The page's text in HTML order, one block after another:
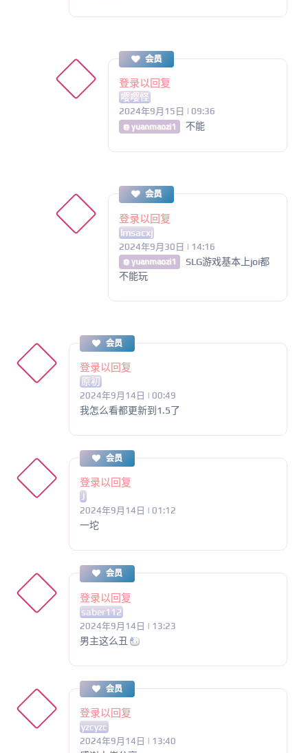
会员
登录以回复
嘤嘤怪
2024年9月15日 | 09:36
@ yuanmaozi1 不能
会员
登录以回复
lmsacxj
2024年9月30日 | 14:16
@ yuanmaozi1
SLG游戏基本上joi都
不能玩
会员
登录以回复
原初
2024年9月14日 | 00:49
我怎么看都更新到1.5了
会员
登录以回复
J
2024年9月14日 | 01:12
一坨
会员
登录以回复
saber112
2024年9月14日 | 13:23
男主这么丑
会员
登录以回复
yzcyzc
2024年9月14日 | 13:40